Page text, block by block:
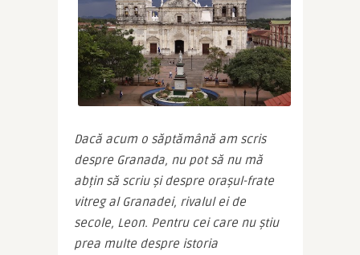
Dacă acum o săptămână am scris
despre Granada, nu pot să nu mă
abțin să scriu și despre orașul-frate
vitreg al Granadei, rivalul ei de
secole, Leon. Pentru cei care nu știu
prea multe despre istoria